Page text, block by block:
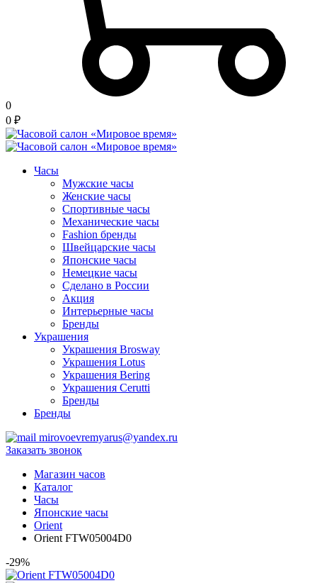
0
0 ₽
Часы
Мужские часы
Женские часы
Спортивные часы
Механические часы
Fashion бренды
Швейцарские часы
Японские часы
Немецкие часы
Сделано в России
Акция
Интерьерные часы
Бренды
Украшения
Украшения Brosway
Украшения Lotus
Украшения Bering
Украшения Cerutti
Бренды
Бренды
mirovoevremyarus@yandex.ru
Заказать звонок
Магазин часов
Каталог
Часы
Японские часы
Orient
Orient FTW05004D0
-29%